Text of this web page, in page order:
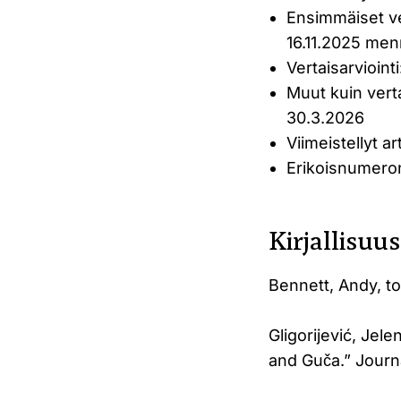
Ensimmäiset
16.11.2025
Muut kuin
30.3.2026
Viimeistellyt
Kirjallisuus
Bennett, Andy,
Gligorijević,
and Guča.”